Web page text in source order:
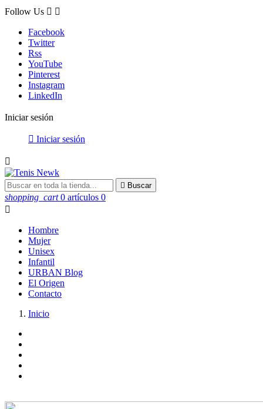
Follow Us  
Facebook
Twitter
Rss
YouTube
Pinterest
Instagram
LinkedIn
Iniciar sesión
 Iniciar sesión

 Buscar
shopping_cart 0 artículos 0

Hombre
Mujer
Unisex
Infantil
URBAN Blog
El Origen
Contacto
Inicio